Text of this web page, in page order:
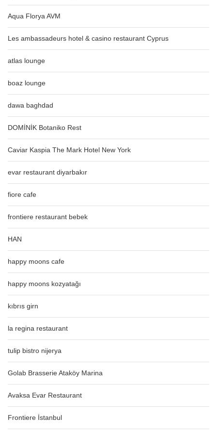
Aqua Florya AVM
Les ambassadeurs hotel & casino restaurant Cyprus
atlas lounge
boaz lounge
dawa baghdad
DOMİNİK Botaniko Rest
Caviar Kaspia The Mark Hotel New York
evar restaurant diyarbakır
fiore cafe
frontiere restaurant bebek
HAN
happy moons cafe
happy moons kozyatağı
kıbrıs girn
la regina restaurant
tulip bistro nijerya
Golab Brasserie Ataköy Marina
Avaksa Evar Restaurant
Frontiere İstanbul